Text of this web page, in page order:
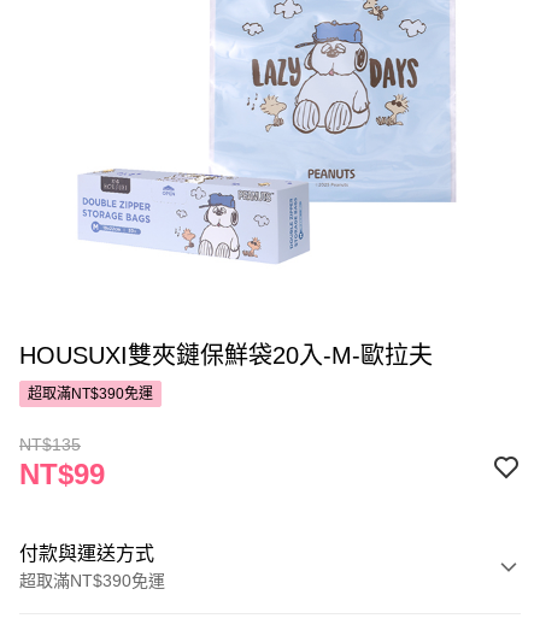
HOUSUXI雙夾鏈保鮮袋20入-M-歐拉夫
超取滿NT$390免運
NT$135
NT$99
付款與運送方式
超取滿NT$390免運